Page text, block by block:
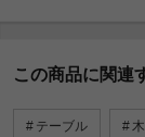
この商品に関連
テーブル